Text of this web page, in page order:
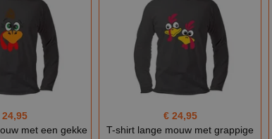
24,95
met een gekke
€ 24,95
T-shirt lange mouw met grappige